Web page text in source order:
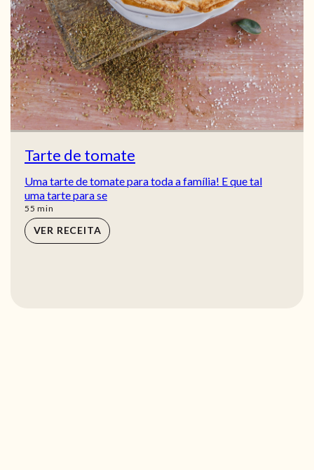
Tarte de tomate
Uma tarte de tomate para toda a família! E que tal
uma tarte para se
55 min
min
VER RECEITA